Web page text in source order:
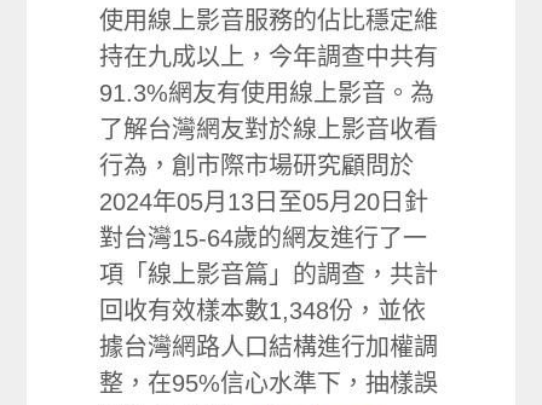
使用線上影音服務的佔比穩定維
持在九成以上，今年調查中共有
91.3%網友有使用線上影音。為
了解台灣網友對於線上影音收看
行為，創市際市場研究顧問於
2024年05月13日至05月20日針
對台灣15-64歲的網友進行了一
項「線上影音篇」的調查，共計
回收有效樣本數1,348份，並依
據台灣網路人口結構進行加權調
整，在95%信心水準下，抽樣誤